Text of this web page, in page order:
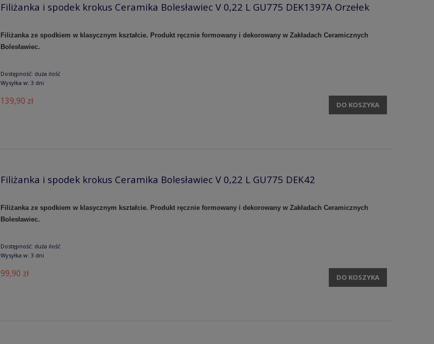
Filiżanka i spodek krokus Ceramika Bolesławiec V 0,22 L GU775 DEK1397A Orzełek
Filiżanka ze spodkiem w klasycznym kształcie. Produkt ręcznie formowany i dekorowany w Zakładach Ceramicznych
Bolesławiec.
Dostępność: duża ilość
Wysyłka w: 3 dni
139,90 zł DO KOSZYKA
Filiżanka i spodek krokus Ceramika Bolesławiec V 0,22 L GU775 DEK42
Filiżanka ze spodkiem w klasycznym kształcie. Produkt ręcznie formowany i dekorowany w Zakładach Ceramicznych
Bolesławiec.
Dostępność: duża ilość
Wysyłka w: 3 dni
99,90 zł DO KOSZYKA